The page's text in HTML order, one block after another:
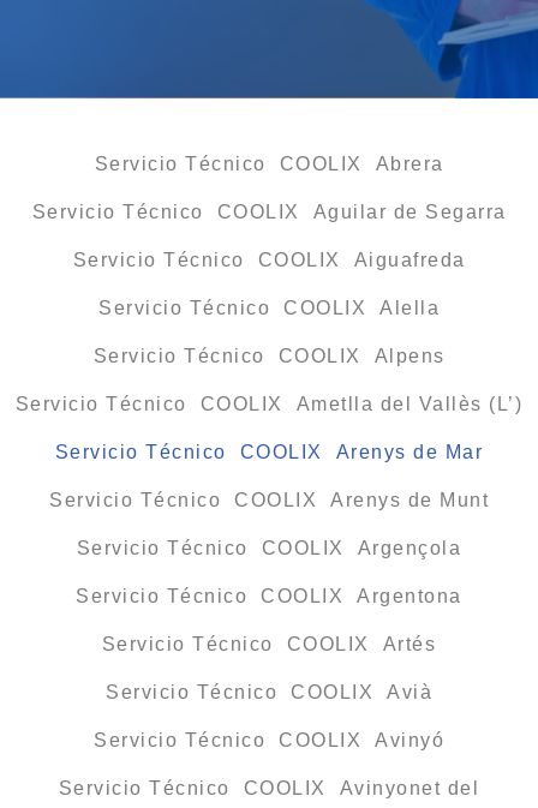
Servicio Técnico COOLIX Abrera
Servicio Técnico COOLIX Aguilar de Segarra
Servicio Técnico COOLIX Aiguafreda
Servicio Técnico COOLIX Alella
Servicio Técnico COOLIX Alpens
Servicio Técnico COOLIX Ametlla del Vallès (L’)
Servicio Técnico COOLIX Arenys de Mar
Servicio Técnico COOLIX Arenys de Munt
Servicio Técnico COOLIX Argençola
Servicio Técnico COOLIX Argentona
Servicio Técnico COOLIX Artés
Servicio Técnico COOLIX Avià
Servicio Técnico COOLIX Avinyó
Servicio Técnico COOLIX Avinyonet del